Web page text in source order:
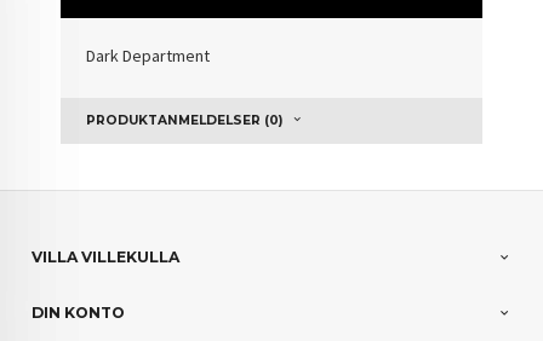
Dark Department
PRODUKTANMELDELSER (0)
VILLA VILLEKULLA
DIN KONTO